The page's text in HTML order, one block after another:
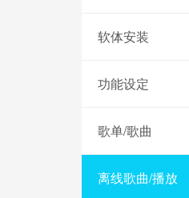
软体安装
功能设定
歌单/歌曲
离线歌曲/播放